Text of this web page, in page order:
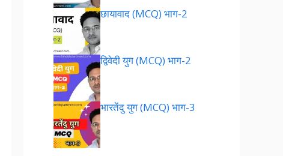
छायावाद (MCQ) भाग-2
द्विवेदी युग (MCQ) भाग-2
भारतेंदु युग (MCQ) भाग-3